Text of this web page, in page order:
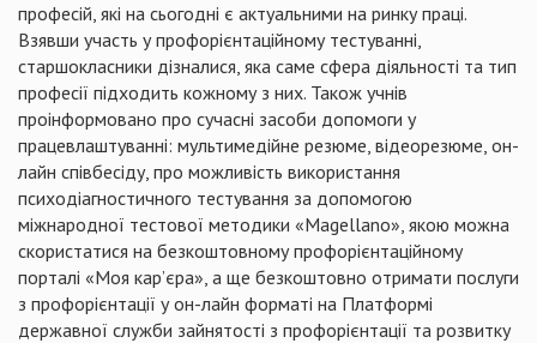
професій, які на сьогодні є актуальними на ринку праці.
Взявши участь у профорієнтаційному тестуванні,
старшокласники дізналися, яка саме сфера діяльності та тип
професії підходить кожному з них. Також учнів
проінформовано про сучасні засоби допомоги у
працевлаштуванні: мультимедійне резюме, відеорезюме, он-
лайн співбесіду, про можливість використання
психодіагностичного тестування за допомогою
міжнародної тестової методики «Magellano», якою можна
скористатися на безкоштовному профорієнтаційному
порталі «Моя кар’єра», а ще безкоштовно отримати послуги
з профорієнтації у он-лайн форматі на Платформі
державної служби зайнятості з профорієнтації та розвитку